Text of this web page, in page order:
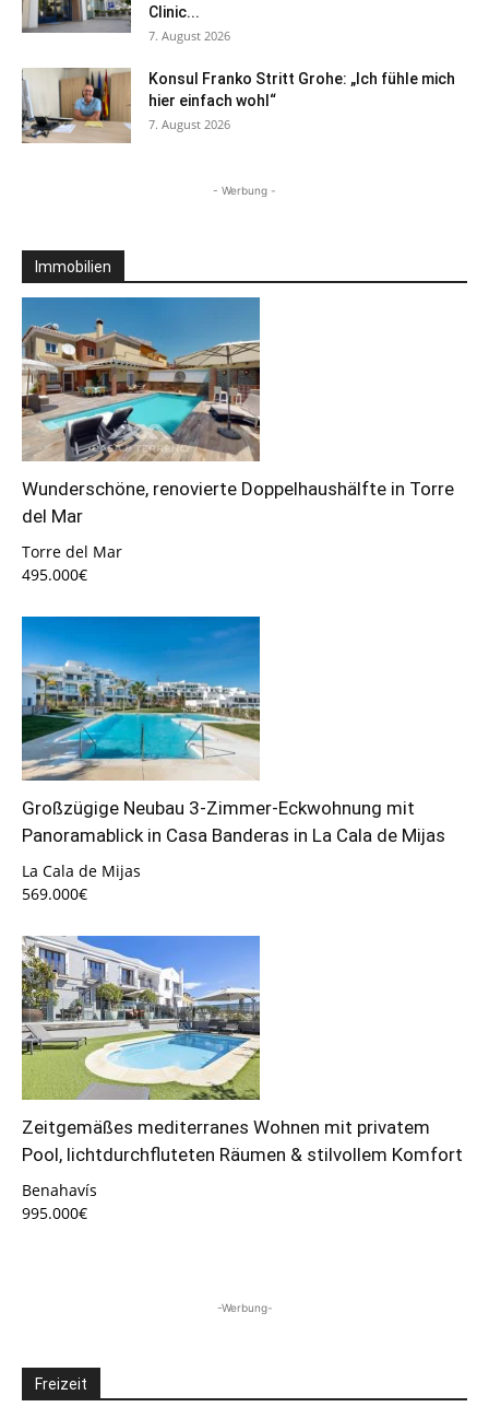
Clinic...
7. August 2026
Konsul Franko Stritt Grohe: „Ich fühle mich
hier einfach wohl“
7. August 2026
- Werbung -
Immobilien
Wunderschöne, renovierte Doppelhaushälfte in Torre
del Mar
Torre del Mar
495.000€
Großzügige Neubau 3-Zimmer-Eckwohnung mit
Panoramablick in Casa Banderas in La Cala de Mijas
La Cala de Mijas
569.000€
Zeitgemäßes mediterranes Wohnen mit privatem
Pool, lichtdurchfluteten Räumen & stilvollem Komfort
Benahavís
995.000€
-Werbung-
Freizeit